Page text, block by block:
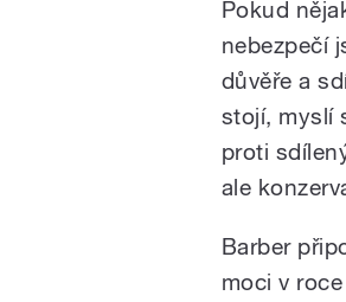
Pokud
nebezpečí
důvěře a
stojí, myslí
proti
ale
Barber
moci v